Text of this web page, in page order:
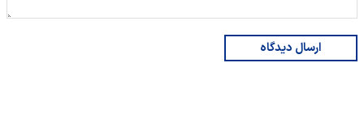
ارسال دیدگاه